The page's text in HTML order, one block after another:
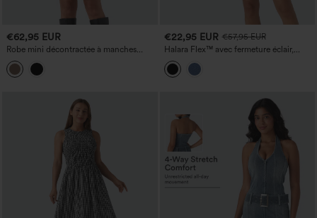
€62,95 EUR
Robe mini décontractée à manches
longues et col à revers
€22,95 EUR €57,95 EUR
Halara Flex™ avec fermeture éclair,
manche amovible avec ouverture pour
le pouce, mini évasé, denim délavé léger,
robe sportive de tennis